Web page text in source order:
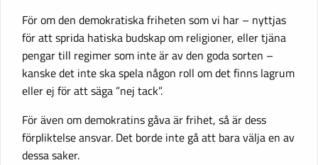
För om den demokratiska friheten som vi har – nyttjas
för att sprida hatiska budskap om religioner, eller tjäna
pengar till regimer som inte är av den goda sorten –
kanske det inte ska spela någon roll om det finns lagrum
eller ej för att säga ”nej tack”.
För även om demokratins gåva är frihet, så är dess
förpliktelse ansvar. Det borde inte gå att bara välja en av
dessa saker.